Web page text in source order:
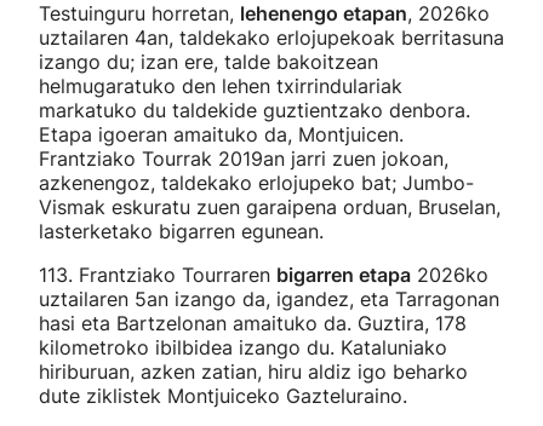
Testuinguru horretan, lehenengo etapan, 2026ko
uztailaren 4an, taldekako erlojupekoak berritasuna
izango du; izan ere, talde bakoitzean
helmugaratuko den lehen txirrindulariak
markatuko du taldekide guztientzako denbora.
Etapa igoeran amaituko da, Montjuicen.
Frantziako Tourrak 2019an jarri zuen jokoan,
azkenengoz, taldekako erlojupeko bat; Jumbo-
Vismak eskuratu zuen garaipena orduan, Bruselan,
lasterketako bigarren egunean.
113. Frantziako Tourraren bigarren etapa 2026ko
uztailaren 5an izango da, igandez, eta Tarragonan
hasi eta Bartzelonan amaituko da. Guztira, 178
kilometroko ibilbidea izango du. Kataluniako
hiriburuan, azken zatian, hiru aldiz igo beharko
dute ziklistek Montjuiceko Gazteluraino.